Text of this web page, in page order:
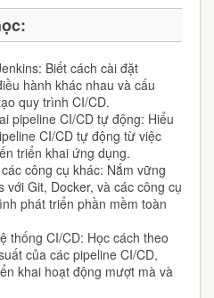
Biết cách cài đặt
hành khác nhau và cấu
quy trình CI/CD.
pipeline CI/CD tự động: Hiểu
CI/CD tự động từ việc
triển khai ứng dụng.
công cụ khác: Nắm vững
với Git, Docker, và các công cụ
phát triển phần mềm toàn
thống CI/CD: Học cách theo
của các pipeline CI/CD,
khai hoạt động mượt mà và